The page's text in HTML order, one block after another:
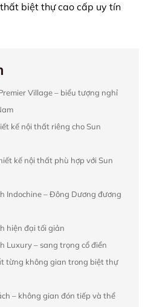
biệt thự cao cấp uy tín
Village – biểu tượng nghỉ
kế nội thất riêng cho Sun
kế nội thất phù hợp với Sun
Indochine – Đông Dương đương
hiện đại tối giản
Luxury – sang trọng cổ điển
từng không gian trong biệt thự
– không gian đón tiếp và thể